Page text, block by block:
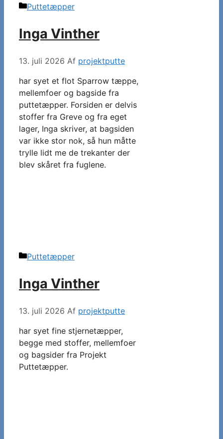
Kategorier
Puttetæpper
Inga Vinther
13. juli 2026 Af projektputte
har syet et flot Sparrow tæppe,
mellemfoer og bagside fra
puttetæpper. Forsiden er delvis
stoffer fra Greve og fra eget
lager, Inga skriver, at bagsiden
var ikke stor nok, så hun måtte
trylle lidt me de trekanter der
blev skåret fra fuglene.
Kategorier
Puttetæpper
Inga Vinther
13. juli 2026 Af projektputte
har syet fine stjernetæpper,
begge med stoffer, mellemfoer
og bagsider fra Projekt
Puttetæpper.